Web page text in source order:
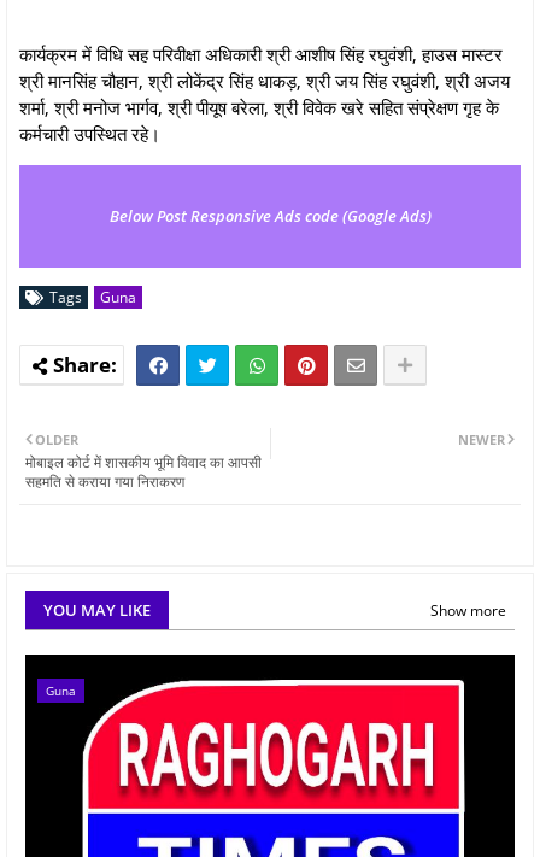
कार्यक्रम में विधि सह परिवीक्षा अधिकारी श्री आशीष सिंह रघुवंशी, हाउस मास्टर
श्री मानसिंह चौहान, श्री लोकेंद्र सिंह धाकड़, श्री जय सिंह रघुवंशी, श्री अजय
शर्मा, श्री मनोज भार्गव, श्री पीयूष बरेला, श्री विवेक खरे सहित संप्रेक्षण गृह के
कर्मचारी उपस्थित रहे।
Below Post Responsive Ads code (Google Ads)
Tags Guna
NEWER
OLDER
मोबाइल कोर्ट में शासकीय भूमि विवाद का आपसी
सहमति से कराया गया निराकरण
YOU MAY LIKE Show more
Guna